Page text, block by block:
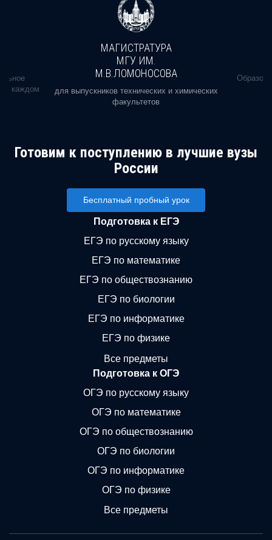
в каждом
МАГИСТРАТУРА
МГУ ИМ.
М.В.ЛОМОНОСОВА
для выпускников технических и химических
факультетов
Готовим к поступлению в лучшие вузы
России
Бесплатный пробный урок
Подготовка к ЕГЭ
ЕГЭ по русскому языку
ЕГЭ по математике
ЕГЭ по обществознанию
ЕГЭ по биологии
ЕГЭ по информатике
ЕГЭ по физике
Все предметы
Подготовка к ОГЭ
ОГЭ по русскому языку
ОГЭ по математике
ОГЭ по обществознанию
ОГЭ по биологии
ОГЭ по информатике
ОГЭ по физике
Все предметы